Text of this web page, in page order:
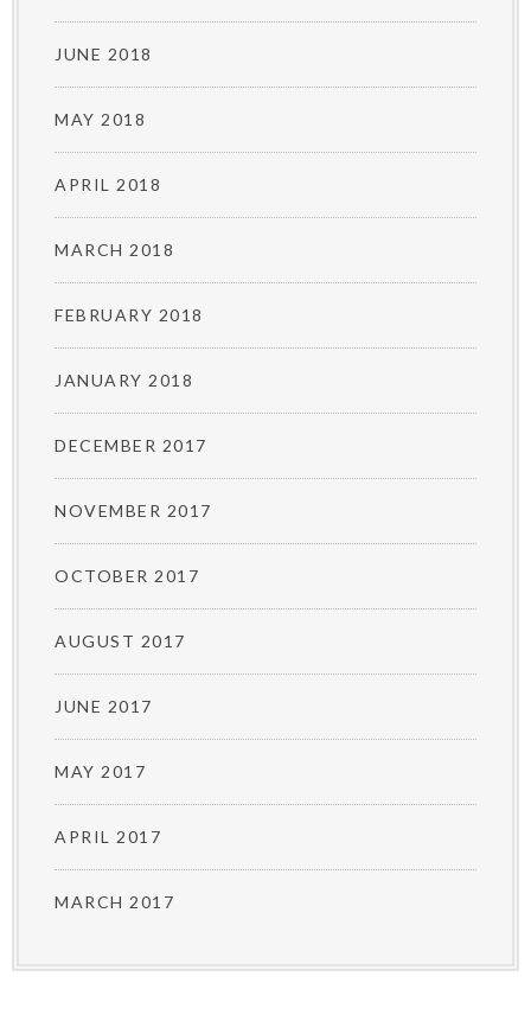
JUNE 2018
MAY 2018
APRIL 2018
MARCH 2018
FEBRUARY 2018
JANUARY 2018
DECEMBER 2017
NOVEMBER 2017
OCTOBER 2017
AUGUST 2017
JUNE 2017
MAY 2017
APRIL 2017
MARCH 2017